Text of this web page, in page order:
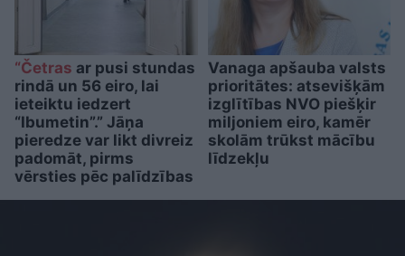
“Četras ar pusi stundas
rindā un 56 eiro, lai
ieteiktu iedzert
“Ibumetin”.” Jāņa
pieredze var likt divreiz
padomāt, pirms
vērsties pēc palīdzības
Vanaga apšauba valsts
prioritātes: atsevišķām
izglītības NVO piešķir
miljoniem eiro, kamēr
skolām trūkst mācību
līdzekļu